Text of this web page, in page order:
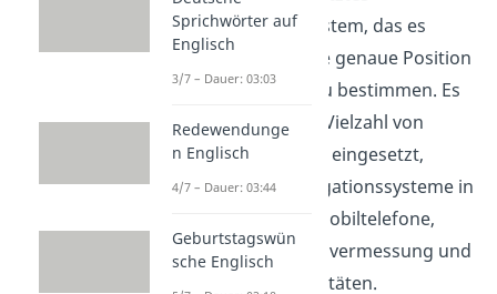
Navigationssystem, das es
ermöglicht, die genaue Position
auf der Erde zu bestimmen. Es
wird bei einer Vielzahl von
Anwendungen eingesetzt,
darunter Navigationssysteme in
Fahrzeugen, Mobiltelefone,
Luftfahrt, Landvermessung und
Outdoor-Aktivitäten.
Sprichwörter auf
Englisch
3/7 – Dauer: 03:03
Redewendunge
n Englisch
4/7 – Dauer: 03:44
Geburtstagswün
sche Englisch